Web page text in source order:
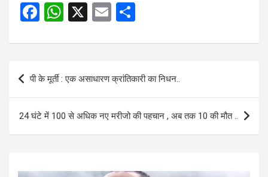
F
ce
b
o
o
k
W
at
A
p
p
X
E
ail ar
e
Post
navigation
पी के मूर्ती : एक असाधारण क्रांतिकारी का निधन..
24 घंटे में 100 से अधिक नए मरीजो की पहचान , अब तक 10 की मौत ..